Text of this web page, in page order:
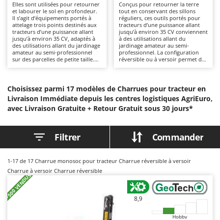
Autolaveuses
Autres produits
B
Balayeuses
Bancs de scie pour le bois - Scies à bûches
Bennes pour tracteur
Brosses pour sols extérieurs
Brouettes à moteur
Broyeurs à axe horizontal pour tracteur
Butteurs pour tracteur
C
Chargeurs de batterie - Démarreurs
Charrues pour tracteur
Ambrogio Robot
Annovi Reverberi
ANTHBOT
Archman
Argo
Ariete
Artus
Attila
Awelco
B
Elles sont utilisées pour retourner
et labourer le sol en profondeur.
Il s’agit d’équipements portés à
attelage trois points destinés aux
tracteurs d’une puissance allant
jusqu’à environ 35 CV, adaptés à
des utilisations allant du jardinage
amateur au semi-professionnel
sur des parcelles de petite taille.
herbes et de régénérer le sol, sont
disponibles avec un ou deux socs :
les versions à deux socs
augmentent la productivité et la
pour les potagers, les petits
champs, les vignobles et les
oliveraies. Pour préserver leur
efficacité, il est recommandé de
socs, le serrage des composants et
de lubrifier les pièces mobiles.
Conçus pour retourner la terre
tout en conservant des sillons
réguliers, ces outils portés pour
tracteurs d’une puissance allant
jusqu’à environ 35 CV conviennent
à des utilisations allant du
jardinage amateur au semi-
professionnel. La configuration
réversible ou à versoir permet de
considérablement les temps de
travail par rapport aux charrues
traditionnelles. Idéales pour les
sols légers et moyennement
compacts, ces outils garantissent
dans les potagers, les champs
cultivés, les vergers et les
vignobles. Afin de préserver leurs
performances et leur fiabilité, il est
régulièrement l’usure des socs, de
Choisissez parmi 17 modèles de Charrues pour tracteur en
Livraison Immédiate depuis les centres logistiques AgriEuro,
avec Livraison Gratuite + Retour Gratuit sous 30 jours*
Filtrer Commander
1-17 de 17 Charrue monosoc pour tracteur Charrue réversible à versoir
Charrue à versoir Charrue réversible
+500 VENDUS 8,9
Hobby